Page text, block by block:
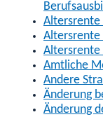
Altersrente
Altersrente
Altersrente
Amtliche
Andere
Änderung
Änderung